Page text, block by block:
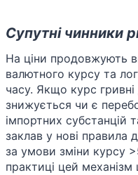
Супутні чинники
На ціни продовжують
валютного курсу та
часу. Якщо курс
знижується чи є
імпортних субстанцій
заклав у нові правила
за умови зміни курсу
практиці цей